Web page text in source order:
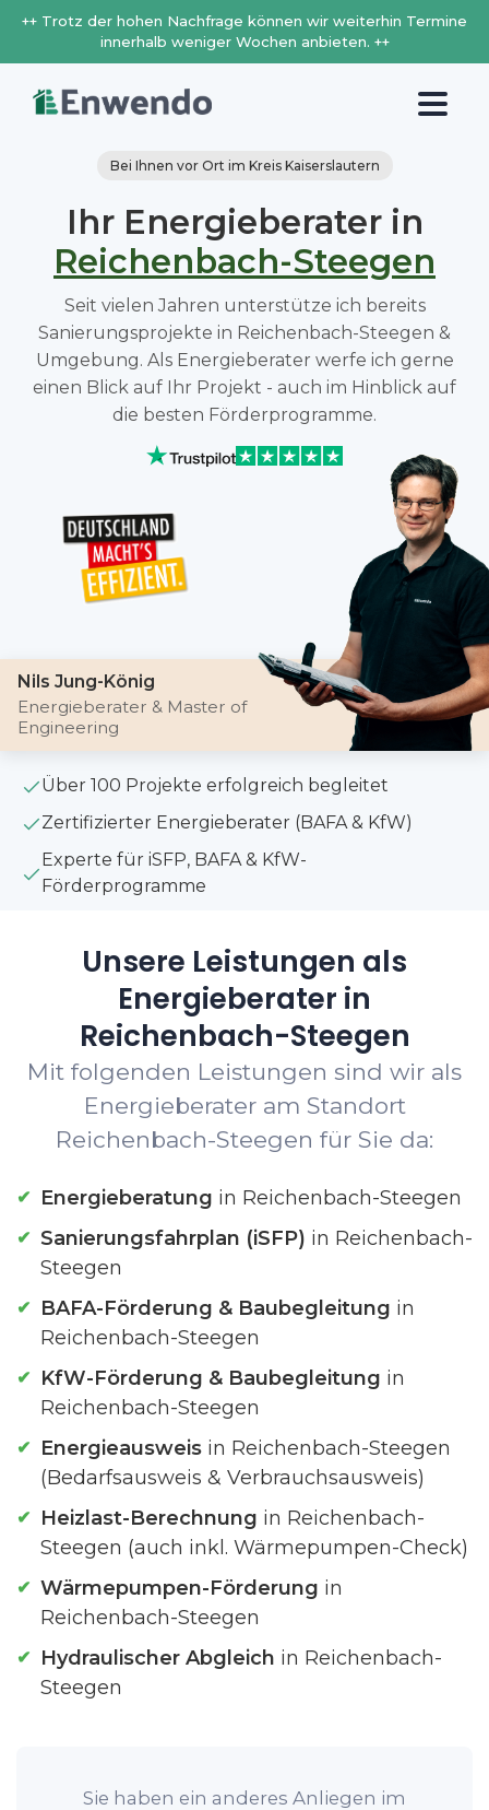
++ Trotz der hohen Nachfrage können wir weiterhin Termine
innerhalb weniger Wochen anbieten. ++
Bei Ihnen vor Ort im Kreis Kaiserslautern
Ihr Energieberater in
Reichenbach-Steegen
Seit vielen Jahren unterstütze ich bereits
Sanierungsprojekte in Reichenbach-Steegen &
Umgebung. Als Energieberater werfe ich gerne
einen Blick auf Ihr Projekt - auch im Hinblick auf
die besten Förderprogramme.
Nils Jung-König
Energieberater & Master of
Engineering
Über 100 Projekte erfolgreich begleitet
Zertifizierter Energieberater (BAFA & KfW)
Experte für iSFP, BAFA & KfW-
Förderprogramme
Unsere Leistungen als
Energieberater in
Reichenbach-Steegen
Mit folgenden Leistungen sind wir als
Energieberater am Standort
Reichenbach-Steegen für Sie da:
Energieberatung in Reichenbach-Steegen
Sanierungsfahrplan (iSFP) in Reichenbach-
Steegen
BAFA-Förderung & Baubegleitung in
Reichenbach-Steegen
KfW-Förderung & Baubegleitung in
Reichenbach-Steegen
Energieausweis in Reichenbach-Steegen
(Bedarfsausweis & Verbrauchsausweis)
Heizlast-Berechnung in Reichenbach-
Steegen (auch inkl. Wärmepumpen-Check)
Wärmepumpen-Förderung in
Reichenbach-Steegen
Hydraulischer Abgleich in Reichenbach-
Steegen
Sie haben ein anderes Anliegen im